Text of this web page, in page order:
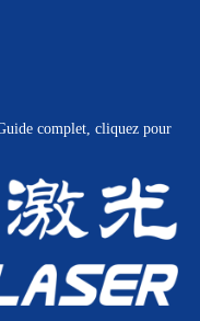
complet, cliquez pour